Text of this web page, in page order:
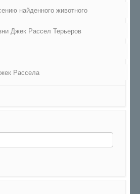
найденного животного
Джек Рассел Терьеров
Рассела